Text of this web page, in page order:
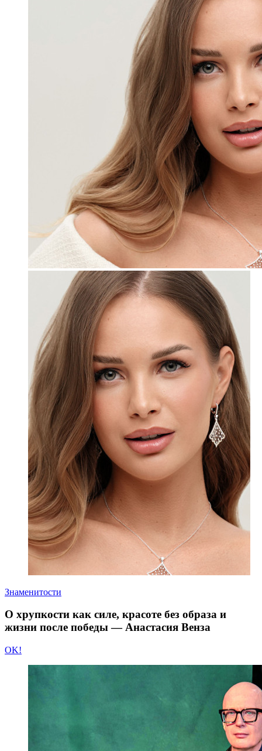
Знаменитости
О хрупкости как силе, красоте без образа и
жизни после победы — Анастасия Венза
OK!